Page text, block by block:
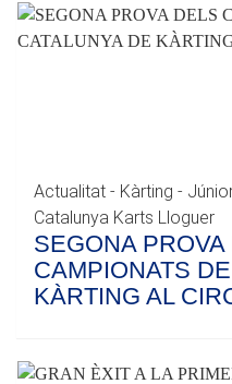
Actualitat - Kàrting -
Catalunya Karts Lloguer
SEGONA PROVA
CAMPIONATS
KÀRTING AL